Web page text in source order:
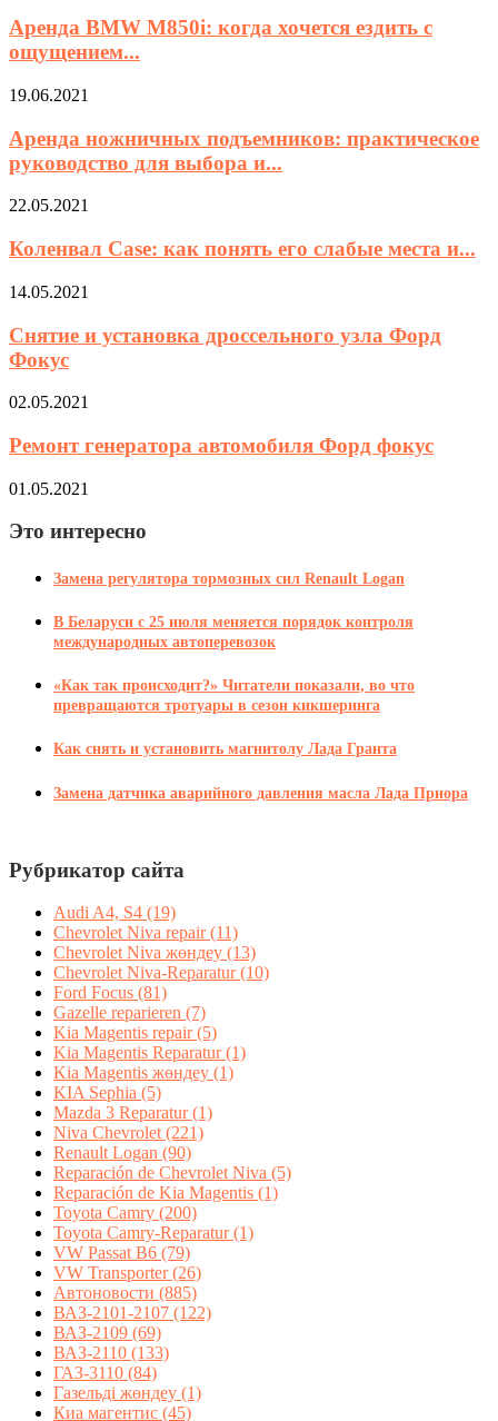
Аренда BMW M850i: когда хочется ездить с
ощущением...
19.06.2021
Аренда ножничных подъемников: практическое
руководство для выбора и...
22.05.2021
Коленвал Case: как понять его слабые места и...
14.05.2021
Снятие и установка дроссельного узла Форд
Фокус
02.05.2021
Ремонт генератора автомобиля Форд фокус
01.05.2021
Это интересно
Замена регулятора тормозных сил Renault Logan
В Беларуси с 25 июля меняется порядок контроля
международных автоперевозок
«Как так происходит?» Читатели показали, во что
превращаются тротуары в сезон кикшеринга
Как снять и установить магнитолу Лада Гранта
Замена датчика аварийного давления масла Лада Приора
Рубрикатор сайта
Audi A4, S4 (19)
Chevrolet Niva repair(11)
Chevrolet Niva жөндеу (13)
Chevrolet Niva-Reparatur(10)
Ford Focus (81)
Gazelle reparieren (7)
Kia Magentis repair(5)
Kia Magentis Reparatur(1)
Kia Magentis жөндеу (1)
KIA Sephia (5)
Mazda 3 Reparatur(1)
Niva Chevrolet(221)
Renault Logan (90)
Reparación de Chevrolet Niva (5)
Reparación de Kia Magentis (1)
Toyota Camry (200)
Toyota Camry-Reparatur(1)
VW Passat B6 (79)
VW Transporter(26)
Автоновости (885)
ВАЗ-2101-2107 (122)
ВАЗ-2109 (69)
ВАЗ-2110 (133)
ГАЗ-3110 (84)
Газельді жөндеу (1)
Киа магентис (45)